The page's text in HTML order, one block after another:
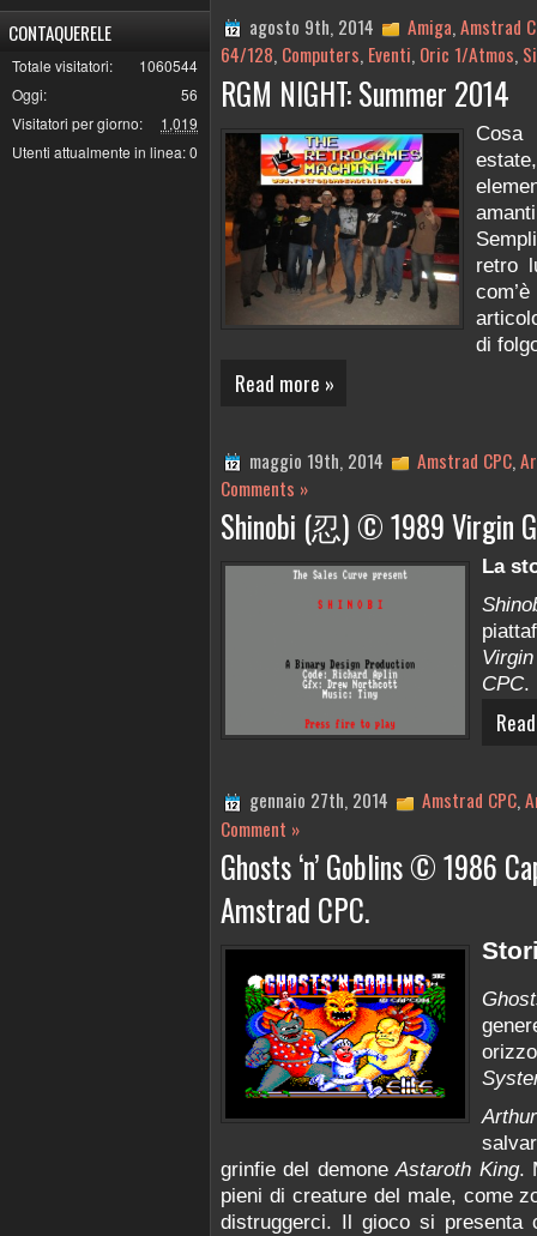
CONTAQUERELE
1060544
Totale visitatori:
56
Oggi:
1,019
Visitatori per giorno:
0
Utenti attualmente in linea:
agosto 9th, 2014 Amiga, Amstrad
64/128, Computers, Eventi, Oric 1/Atmos,
RGM NIGHT: Summer 2014
Cosa
retro
di
Read more »
maggio 19th, 2014 Amstrad CPC,
Comments »
Shinobi (忍) © 1989 Virgin
La
CPC.
gennaio 27th, 2014 Amstrad CPC,
Comment »
Ghosts ‘n’ Goblins © 1986
Amstrad CPC.
Arthur
grinfie del demoneAstaroth King.
pieni di creature del male, come
distruggerci. Il gioco si